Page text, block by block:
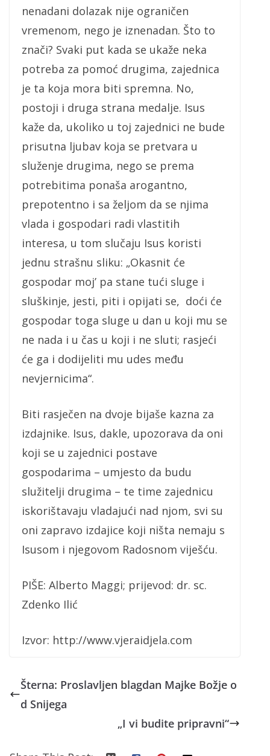
nenadani dolazak nije ograničen
vremenom, nego je iznenadan. Što to
znači? Svaki put kada se ukaže neka
potreba za pomoć drugima, zajednica
je ta koja mora biti spremna. No,
postoji i druga strana medalje. Isus
kaže da, ukoliko u toj zajednici ne bude
prisutna ljubav koja se pretvara u
služenje drugima, nego se prema
potrebitima ponaša arogantno,
prepotentno i sa željom da se njima
vlada i gospodari radi vlastitih
interesa, u tom slučaju Isus koristi
jednu strašnu sliku: „Okasnit će
gospodar moj’ pa stane tući sluge i
sluškinje, jesti, piti i opijati se, doći će
gospodar toga sluge u dan u koji mu se
ne nada i u čas u koji i ne sluti; rasjeći
će ga i dodijeliti mu udes među
nevjernicima“.
Biti rasječen na dvoje bijaše kazna za
izdajnike. Isus, dakle, upozorava da oni
koji se u zajednici postave
gospodarima – umjesto da budu
služitelji drugima – te time zajednicu
iskorištavaju vladajući nad njom, svi su
oni zapravo izdajice koji ništa nemaju s
Isusom i njegovom Radosnom viješću.
PIŠE: Alberto Maggi; prijevod: dr. sc.
Zdenko Ilić
Izvor: http://www.vjeraidjela.com
Šterna: Proslavljen blagdan Majke Božje o
d Snijega
„I vi budite pripravni“